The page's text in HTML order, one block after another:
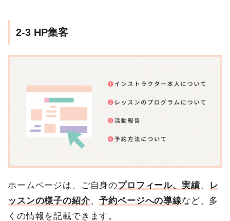
2-3 HP集客
ホームページは、ご自身のプロフィール、実績、
レ
ッスンの様子の紹介、予約ページへの導線など、多
くの情報を記載できます。